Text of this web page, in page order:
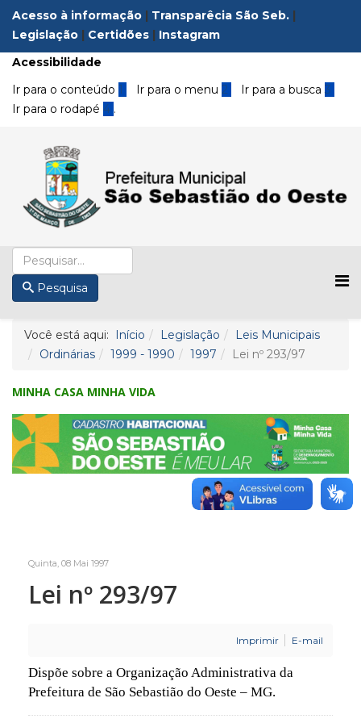
Acesso à informação | Transparêcia São Seb. |
Legislação | Certidões | Instagram
Acessibilidade
Ir para o conteúdo 1 Ir para o menu 2 Ir para a busca3
Ir para o rodapé 4 .
Pesquisa
Você está aqui: Início Legislação
Leis Municipais
Ordinárias
1999 - 1990 1997 Lei nº 293/97
MINHA CASA MINHA VIDA
Quinta, 08 Mai 1997
Lei nº 293/97
Imprimir E-mail
Dispõe sobre a Organização Administrativa da
Prefeitura de São Sebastião do Oeste – MG.